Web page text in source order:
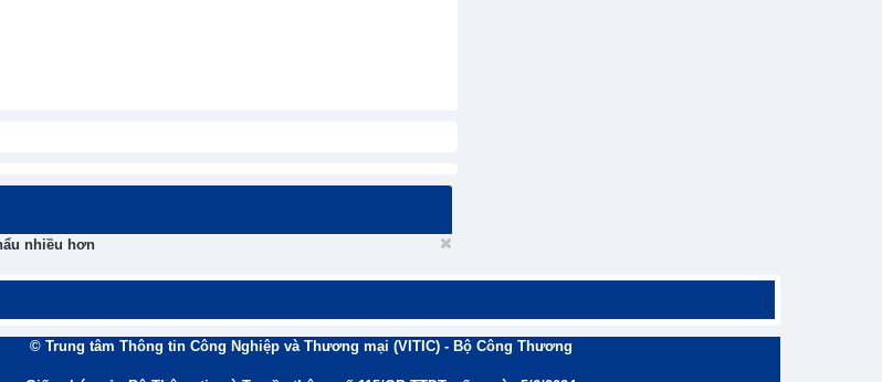
nhiều hơn
© Trung tâm Thông tin Công Nghiệp và Thương mại (VITIC) - Bộ Công Thương